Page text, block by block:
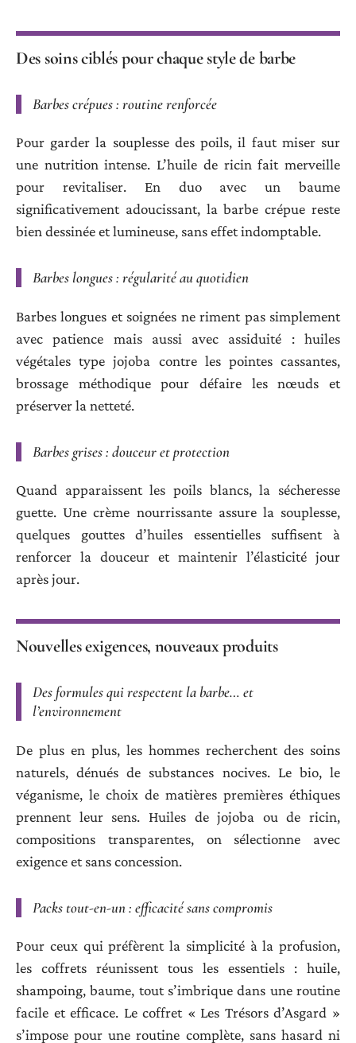
Des soins ciblés pour chaque style de barbe
Barbes crépues : routine renforcée
Pour garder la souplesse des poils, il faut miser sur
une nutrition intense. L’huile de ricin fait merveille
pour revitaliser. En duo avec un baume
significativement adoucissant, la barbe crépue reste
bien dessinée et lumineuse, sans effet indomptable.
Barbes longues : régularité au quotidien
Barbes longues et soignées ne riment pas simplement
avec patience mais aussi avec assiduité : huiles
végétales type jojoba contre les pointes cassantes,
brossage méthodique pour défaire les nœuds et
préserver la netteté.
Barbes grises : douceur et protection
Quand apparaissent les poils blancs, la sécheresse
guette. Une crème nourrissante assure la souplesse,
quelques gouttes d’huiles essentielles suffisent à
renforcer la douceur et maintenir l’élasticité jour
après jour.
Nouvelles exigences, nouveaux produits
Des formules qui respectent la barbe… et
l’environnement
De plus en plus, les hommes recherchent des soins
naturels, dénués de substances nocives. Le bio, le
véganisme, le choix de matières premières éthiques
prennent leur sens. Huiles de jojoba ou de ricin,
compositions transparentes, on sélectionne avec
exigence et sans concession.
Packs tout-en-un : efficacité sans compromis
Pour ceux qui préfèrent la simplicité à la profusion,
les coffrets réunissent tous les essentiels : huile,
shampoing, baume, tout s’imbrique dans une routine
facile et efficace. Le coffret « Les Trésors d’Asgard »
s’impose pour une routine complète, sans hasard ni